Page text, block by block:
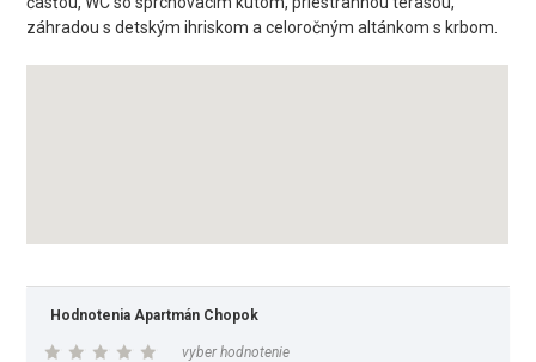
záhradou s detským ihriskom a celoročným altánkom s krbom.
Hodnotenia Apartmán Chopok
vyber hodnotenie